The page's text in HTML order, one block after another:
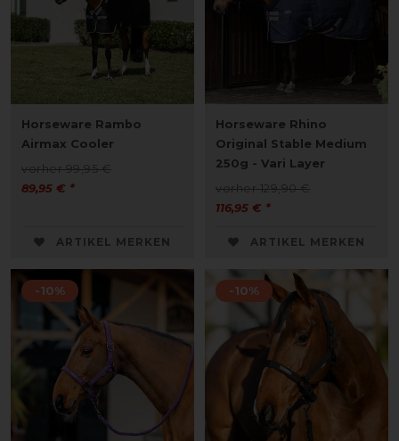
Horseware Rambo
Airmax Cooler
vorher 99,95 €
89,95 € *
ARTIKEL MERKEN
Horseware Rhino
Original Stable Medium
250g - Vari Layer
vorher 129,90 €
116,95 € *
ARTIKEL MERKEN
-10% -10%